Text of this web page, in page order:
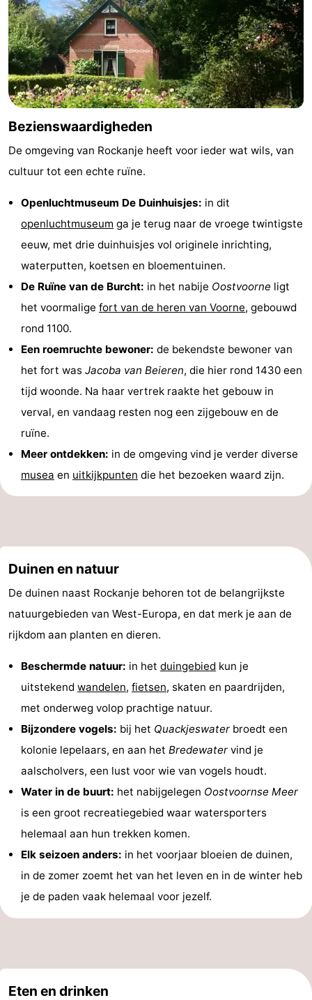
Bezienswaardigheden
De omgeving van Rockanje heeft voor ieder wat wils, van
cultuur tot een echte ruïne.
Openluchtmuseum De Duinhuisjes: in dit
openluchtmuseum ga je terug naar de vroege twintigste
eeuw, met drie duinhuisjes vol originele inrichting,
waterputten, koetsen en bloementuinen.
De Ruïne van de Burcht: in het nabije Oostvoorne ligt
het voormalige fort van de heren van Voorne, gebouwd
rond 1100.
Een roemruchte bewoner: de bekendste bewoner van
het fort was Jacoba van Beieren, die hier rond 1430 een
tijd woonde. Na haar vertrek raakte het gebouw in
verval, en vandaag resten nog een zijgebouw en de
ruïne.
Meer ontdekken: in de omgeving vind je verder diverse
musea en uitkijkpunten die het bezoeken waard zijn.
Duinen en natuur
De duinen naast Rockanje behoren tot de belangrijkste
natuurgebieden van West-Europa, en dat merk je aan de
rijkdom aan planten en dieren.
Beschermde natuur: in het duingebied kun je
uitstekend wandelen, fietsen, skaten en paardrijden,
met onderweg volop prachtige natuur.
Bijzondere vogels: bij het Quackjeswater broedt een
kolonie lepelaars, en aan het Bredewater vind je
aalscholvers, een lust voor wie van vogels houdt.
Water in de buurt: het nabijgelegen Oostvoornse Meer
is een groot recreatiegebied waar watersporters
helemaal aan hun trekken komen.
Elk seizoen anders: in het voorjaar bloeien de duinen,
in de zomer zoemt het van het leven en in de winter heb
je de paden vaak helemaal voor jezelf.
Eten en drinken